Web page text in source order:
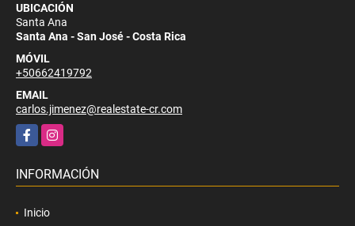
UBICACIÓN
Santa Ana
Santa Ana - San José - Costa Rica
MÓVIL
+50662419792
EMAIL
carlos.jimenez@realestate-cr.com
FacebookInstagram
INFORMACIÓN
Inicio